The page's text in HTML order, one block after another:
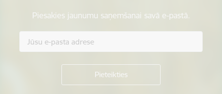
Piesakies jaunumu saņemšanai savā e-pastā.